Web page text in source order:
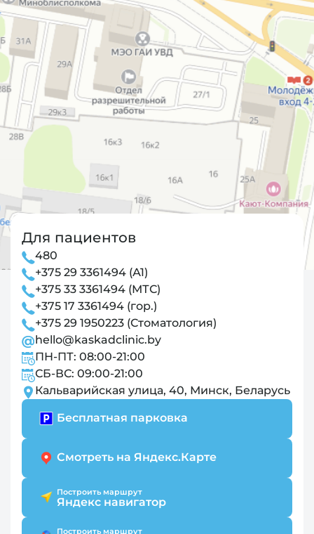
Для пациентов
480
+375 29 3361494 (А1)
+375 33 3361494 (МТС)
+375 17 3361494 (гор.)
+375 29 1950223 (Стоматология)
hello@kaskadclinic.by
ПН-ПТ: 08:00-21:00
СБ-ВС: 09:00-21:00
Кальварийская улица, 40, Минск, Беларусь
Бесплатная парковка
Смотреть на Яндекс.Карте
Построить маршрут
Яндекс навигатор
Построить маршрут